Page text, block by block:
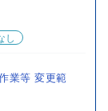
し
業等 変更範